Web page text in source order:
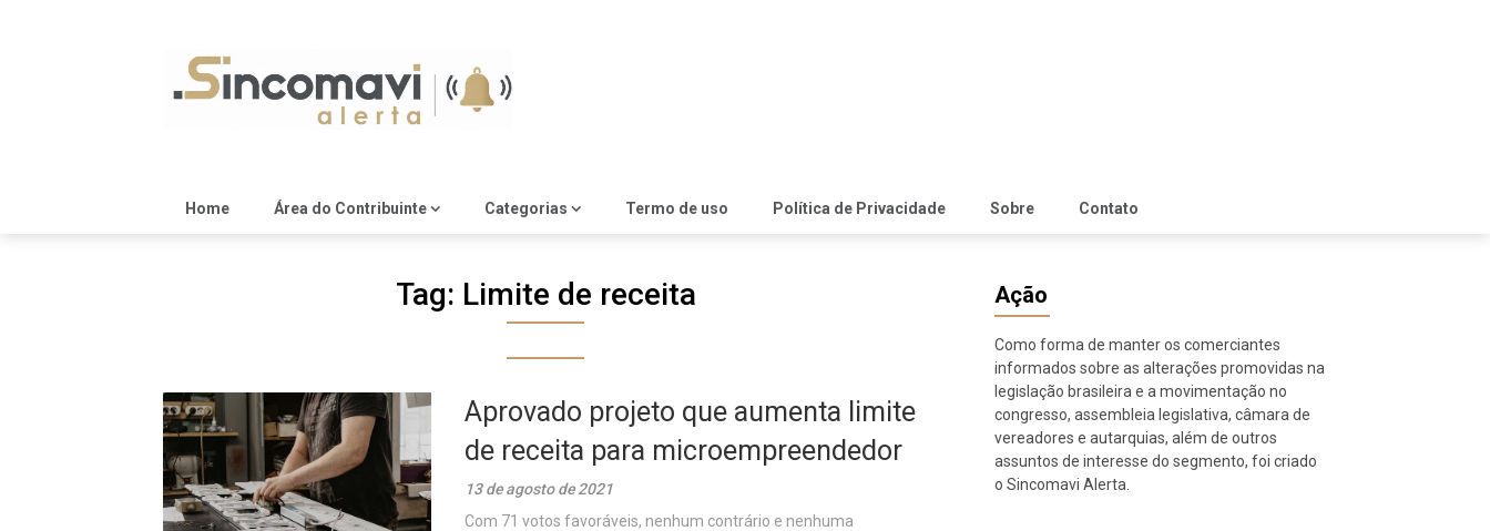
Home Área do Contribuinte Categorias Termo de uso Política de Privacidade Sobre Contato
Tag: Limite de receita
Aprovado projeto que aumenta limite
de receita para microempreendedor
13 de agosto de 2021
Com 71 votos favoráveis, nenhum contrário e nenhuma
Ação
Como forma de manter os comerciantes
informados sobre as alterações promovidas na
legislação brasileira e a movimentação no
congresso, assembleia legislativa, câmara de
vereadores e autarquias, além de outros
assuntos de interesse do segmento, foi criado
o Sincomavi Alerta.